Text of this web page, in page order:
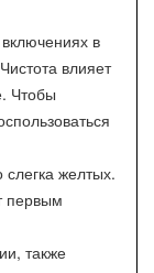
в
влияет
Чтобы
желтых.
первым
также